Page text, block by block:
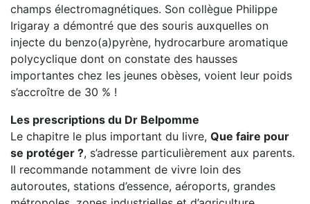
champs électromagnétiques. Son collègue Philippe
Irigaray a démontré que des souris auxquelles on
injecte du benzo(a)pyrène, hydrocarbure aromatique
polycyclique dont on constate des hausses
importantes chez les jeunes obèses, voient leur poids
s’accroître de 30 % !
Les prescriptions du Dr Belpomme
Le chapitre le plus important du livre, Que faire pour
se protéger ?, s’adresse particulièrement aux parents.
Il recommande notamment de vivre loin des
autoroutes, stations d’essence, aéroports, grandes